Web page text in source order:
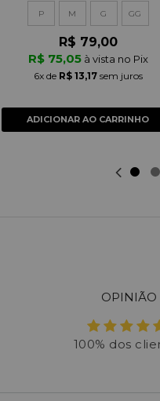
P M G GG
R$ 79,00
R$ 75,05 à vista no Pix
6xde R$ 13,17sem juros
ADICIONAR AO CARRINHO
OPINIÃO
100% dos